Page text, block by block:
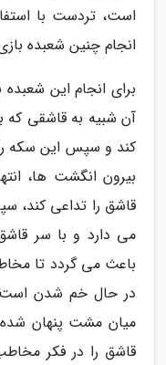
است، تردست با
انجام چنین شعبده
برای انجام این
آن شبیه به قاشقی که
کند و سپس این سکه
بیرون انگشت ها،
قاشق را تداعی
می دارد و با سر
باعث می گردد تا
در حال خم شدن است
میان مشت پنهان
قاشق را در فکر